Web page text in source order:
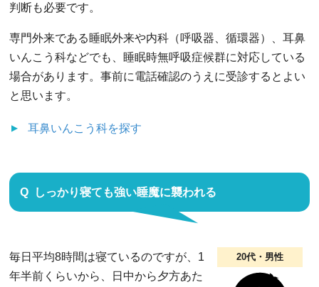
判断も必要です。
専門外来である睡眠外来や内科（呼吸器、循環器）、耳鼻
いんこう科などでも、睡眠時無呼吸症候群に対応している
場合があります。事前に電話確認のうえに受診するとよい
と思います。
耳鼻いんこう科を探す
しっかり寝ても強い睡魔に襲われる
20代・男性
毎日平均8時間は寝ているのですが、1
年半前くらいから、日中から夕方あた